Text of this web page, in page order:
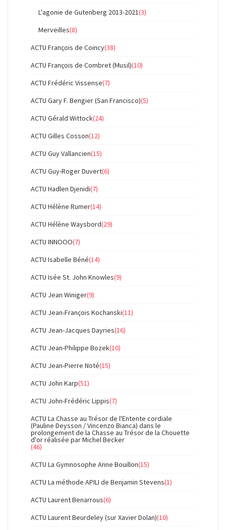
L'agonie de Gutenberg 2013-2021(3)
Merveilles(8)
ACTU François de Coincy(38)
ACTU François de Combret (Musil)(10)
ACTU Frédéric Vissense(7)
ACTU Gary F. Bengier (San Francisco)(5)
ACTU Gérald Wittock(24)
ACTU Gilles Cosson(12)
ACTU Guy Vallancien(15)
ACTU Guy-Roger Duvert(6)
ACTU Hadlen Djenidi(7)
ACTU Hélène Rumer(14)
ACTU Hélène Waysbord(29)
ACTU INNOOO(7)
ACTU Isabelle Béné(14)
ACTU Isée St. John Knowles(9)
ACTU Jean Winiger(9)
ACTU Jean-François Kochanski(11)
ACTU Jean-Jacques Dayries(16)
ACTU Jean-Philippe Bozek(10)
ACTU Jean-Pierre Noté(15)
ACTU John Karp(51)
ACTU John-Frédéric Lippis(7)
ACTU La Chasse au Trésor de l'Entente cordiale
(Pauline Deysson / Vincenzo Bianca) dans le
prolongement de la Chasse au Trésor de la Chouette
d'or réalisée par Michel Becker
(46)
ACTU La Gymnosophe Anne Bouillon(15)
ACTU La méthode APILI de Benjamin Stevens(1)
ACTU Laurent Benarrous(6)
ACTU Laurent Beurdeley (sur Xavier Dolan)(10)